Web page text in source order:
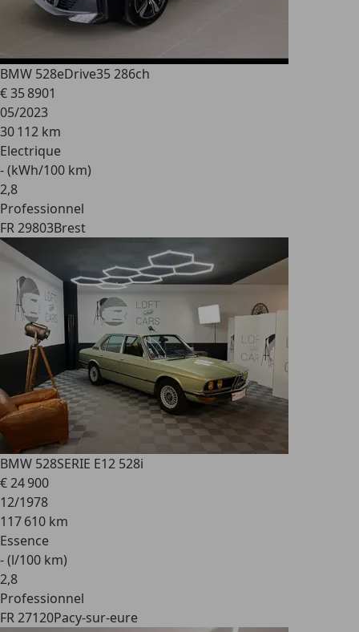
BMW 528eDrive35 286ch
€ 35 8901
05/2023
30 112 km
Electrique
- (kWh/100 km)
2,8
Professionnel
FR 29803Brest
BMW 528SERIE E12 528i
€ 24 900
12/1978
117 610 km
Essence
- (l/100 km)
2,8
Professionnel
FR 27120Pacy-sur-eure